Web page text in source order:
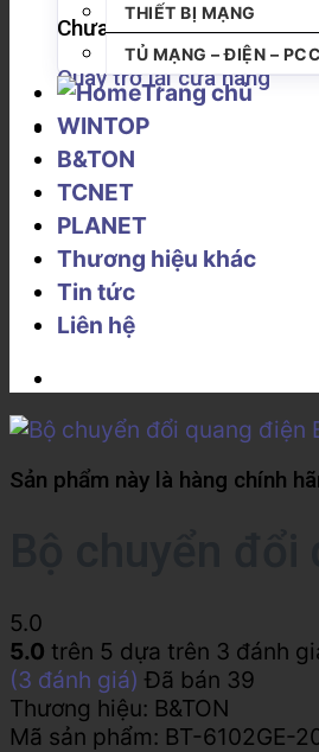
Chưa có sản phẩm trong
Quay trở lại cửa hàng
THIẾT BỊ MẠNG
TỦ MẠNG – ĐIỆN –
Trang chủ
WINTOP
B&TON
TCNET
PLANET
Thương hiệu khác
Tin tức
Liên hệ
Sản phẩm này là hàng chính
5.0
5.0 trên 5 dựa trên 3 đánh
(3 đánh giá) Đã bán 39
Thương hiệu: B&TON
Mã sản phẩm: BT-6102GE-